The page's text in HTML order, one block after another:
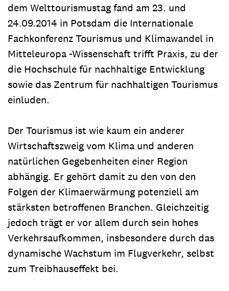
dem Welttourismustag fand am 23. und
24.09.2014 in Potsdam die Internationale
Fachkonferenz Tourismus und Klimawandel in
Mitteleuropa -Wissenschaft trifft Praxis, zu der
die Hochschule für nachhaltige Entwicklung
sowie das Zentrum für nachhaltigen Tourismus
einluden.
Der Tourismus ist wie kaum ein anderer
Wirtschaftszweig vom Klima und anderen
natürlichen Gegebenheiten einer Region
abhängig. Er gehört damit zu den von den
Folgen der Klimaerwärmung potenziell am
stärksten betroffenen Branchen. Gleichzeitig
jedoch trägt er vor allem durch sein hohes
Verkehrsaufkommen, insbesondere durch das
dynamische Wachstum im Flugverkehr, selbst
zum Treibhauseffekt bei.